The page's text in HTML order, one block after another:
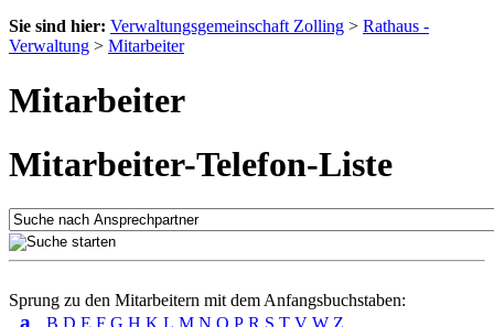
Sie sind hier: Verwaltungsgemeinschaft Zolling > Rathaus -
Verwaltung > Mitarbeiter
Mitarbeiter
Mitarbeiter-Telefon-Liste
Sprung zu den Mitarbeitern mit dem Anfangsbuchstaben: